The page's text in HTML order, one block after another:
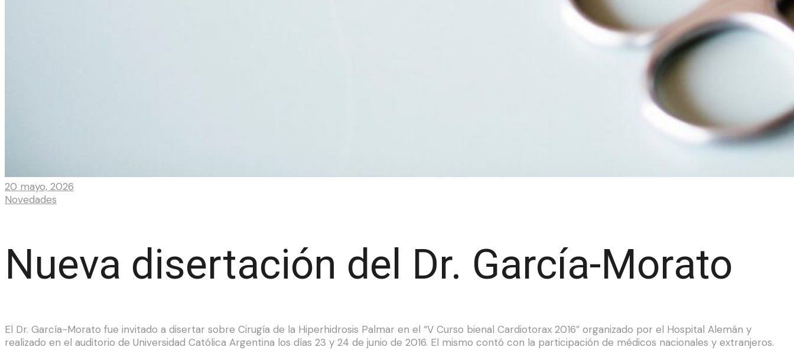
20 mayo, 2026
Novedades
Nueva disertación del Dr. García-Morato
El Dr. García-Morato fue invitado a disertar sobre Cirugía de la Hiperhidrosis Palmar en el “V Curso bienal Cardiotorax 2016” organizado por el Hospital Alemán y
realizado en el auditorio de Universidad Católica Argentina los días 23 y 24 de junio de 2016. El mismo contó con la participación de médicos nacionales y extranjeros.